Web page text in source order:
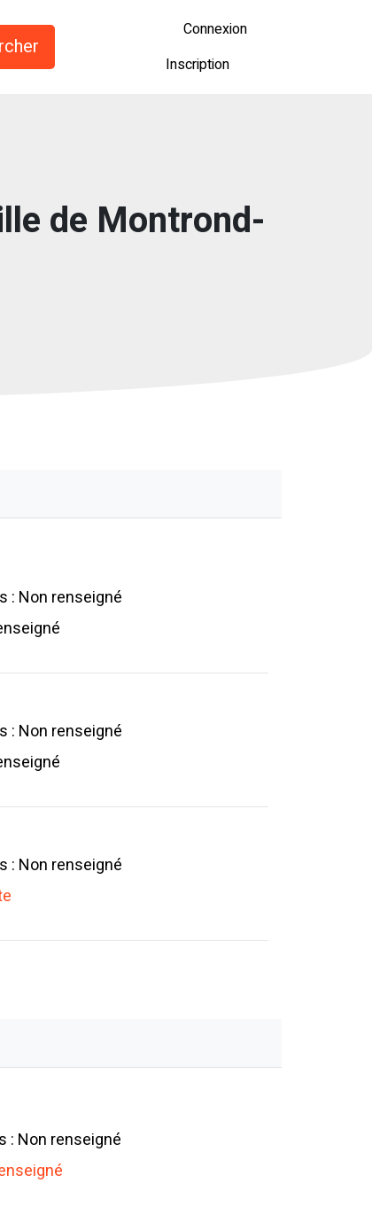
Connexion
Inscription
de Montrond-
: Non renseigné
: Non renseigné
: Non renseigné
: Non renseigné